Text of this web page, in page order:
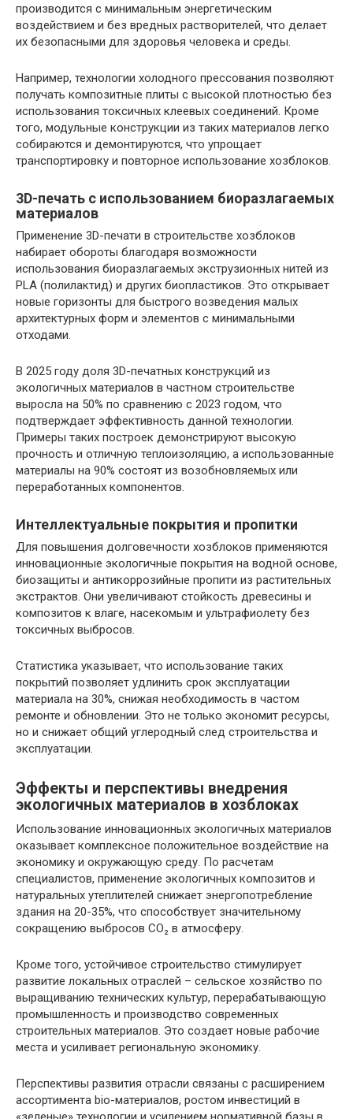
производится с минимальным энергетическим
воздействием и без вредных растворителей, что делает
их безопасными для здоровья человека и среды.
Например, технологии холодного прессования позволяют
получать композитные плиты с высокой плотностью без
использования токсичных клеевых соединений. Кроме
того, модульные конструкции из таких материалов легко
собираются и демонтируются, что упрощает
транспортировку и повторное использование хозблоков.
3D-печать с использованием биоразлагаемых
материалов
Применение 3D-печати в строительстве хозблоков
набирает обороты благодаря возможности
использования биоразлагаемых экструзионных нитей из
PLA (полилактид) и других биопластиков. Это открывает
новые горизонты для быстрого возведения малых
архитектурных форм и элементов с минимальными
отходами.
В 2025 году доля 3D-печатных конструкций из
экологичных материалов в частном строительстве
выросла на 50% по сравнению с 2023 годом, что
подтверждает эффективность данной технологии.
Примеры таких построек демонстрируют высокую
прочность и отличную теплоизоляцию, а использованные
материалы на 90% состоят из возобновляемых или
переработанных компонентов.
Интеллектуальные покрытия и пропитки
Для повышения долговечности хозблоков применяются
инновационные экологичные покрытия на водной основе,
биозащиты и антикоррозийные пропити из растительных
экстрактов. Они увеличивают стойкость древесины и
композитов к влаге, насекомым и ультрафиолету без
токсичных выбросов.
Статистика указывает, что использование таких
покрытий позволяет удлинить срок эксплуатации
материала на 30%, снижая необходимость в частом
ремонте и обновлении. Это не только экономит ресурсы,
но и снижает общий углеродный след строительства и
эксплуатации.
Эффекты и перспективы внедрения
экологичных материалов в хозблоках
Использование инновационных экологичных материалов
оказывает комплексное положительное воздействие на
экономику и окружающую среду. По расчетам
специалистов, применение экологичных композитов и
натуральных утеплителей снижает энергопотребление
здания на 20-35%, что способствует значительному
сокращению выбросов CO₂ в атмосферу.
Кроме того, устойчивое строительство стимулирует
развитие локальных отраслей – сельское хозяйство по
выращиванию технических культур, перерабатывающую
промышленность и производство современных
строительных материалов. Это создает новые рабочие
места и усиливает региональную экономику.
Перспективы развития отрасли связаны с расширением
ассортимента bio-материалов, ростом инвестиций в